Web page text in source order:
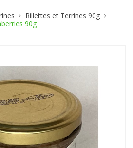
Rillettes et Terrines 90g
90g